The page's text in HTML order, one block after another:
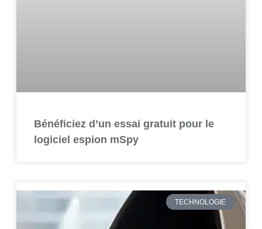
Bénéficiez d’un essai gratuit pour le
logiciel espion mSpy
TECHNOLOGIE